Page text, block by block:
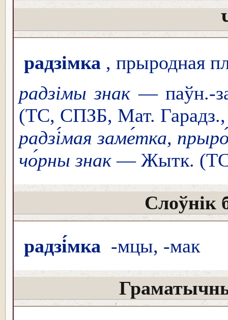
радзімка , прыродная
радзімы знак — паўн.-
(ТС, СПЗБ, Мат.
радзі́мая заме́тка,
чо́рны знак — Жытк.
Слоўнік
радзі́мка -мцы, -мак